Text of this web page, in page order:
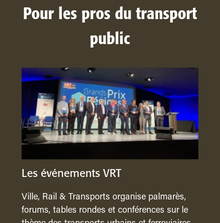
Pour les pros du transport
public
Les événements VRT
Ville, Rail & Transports organise palmarès,
forums, tables rondes et conférences sur le